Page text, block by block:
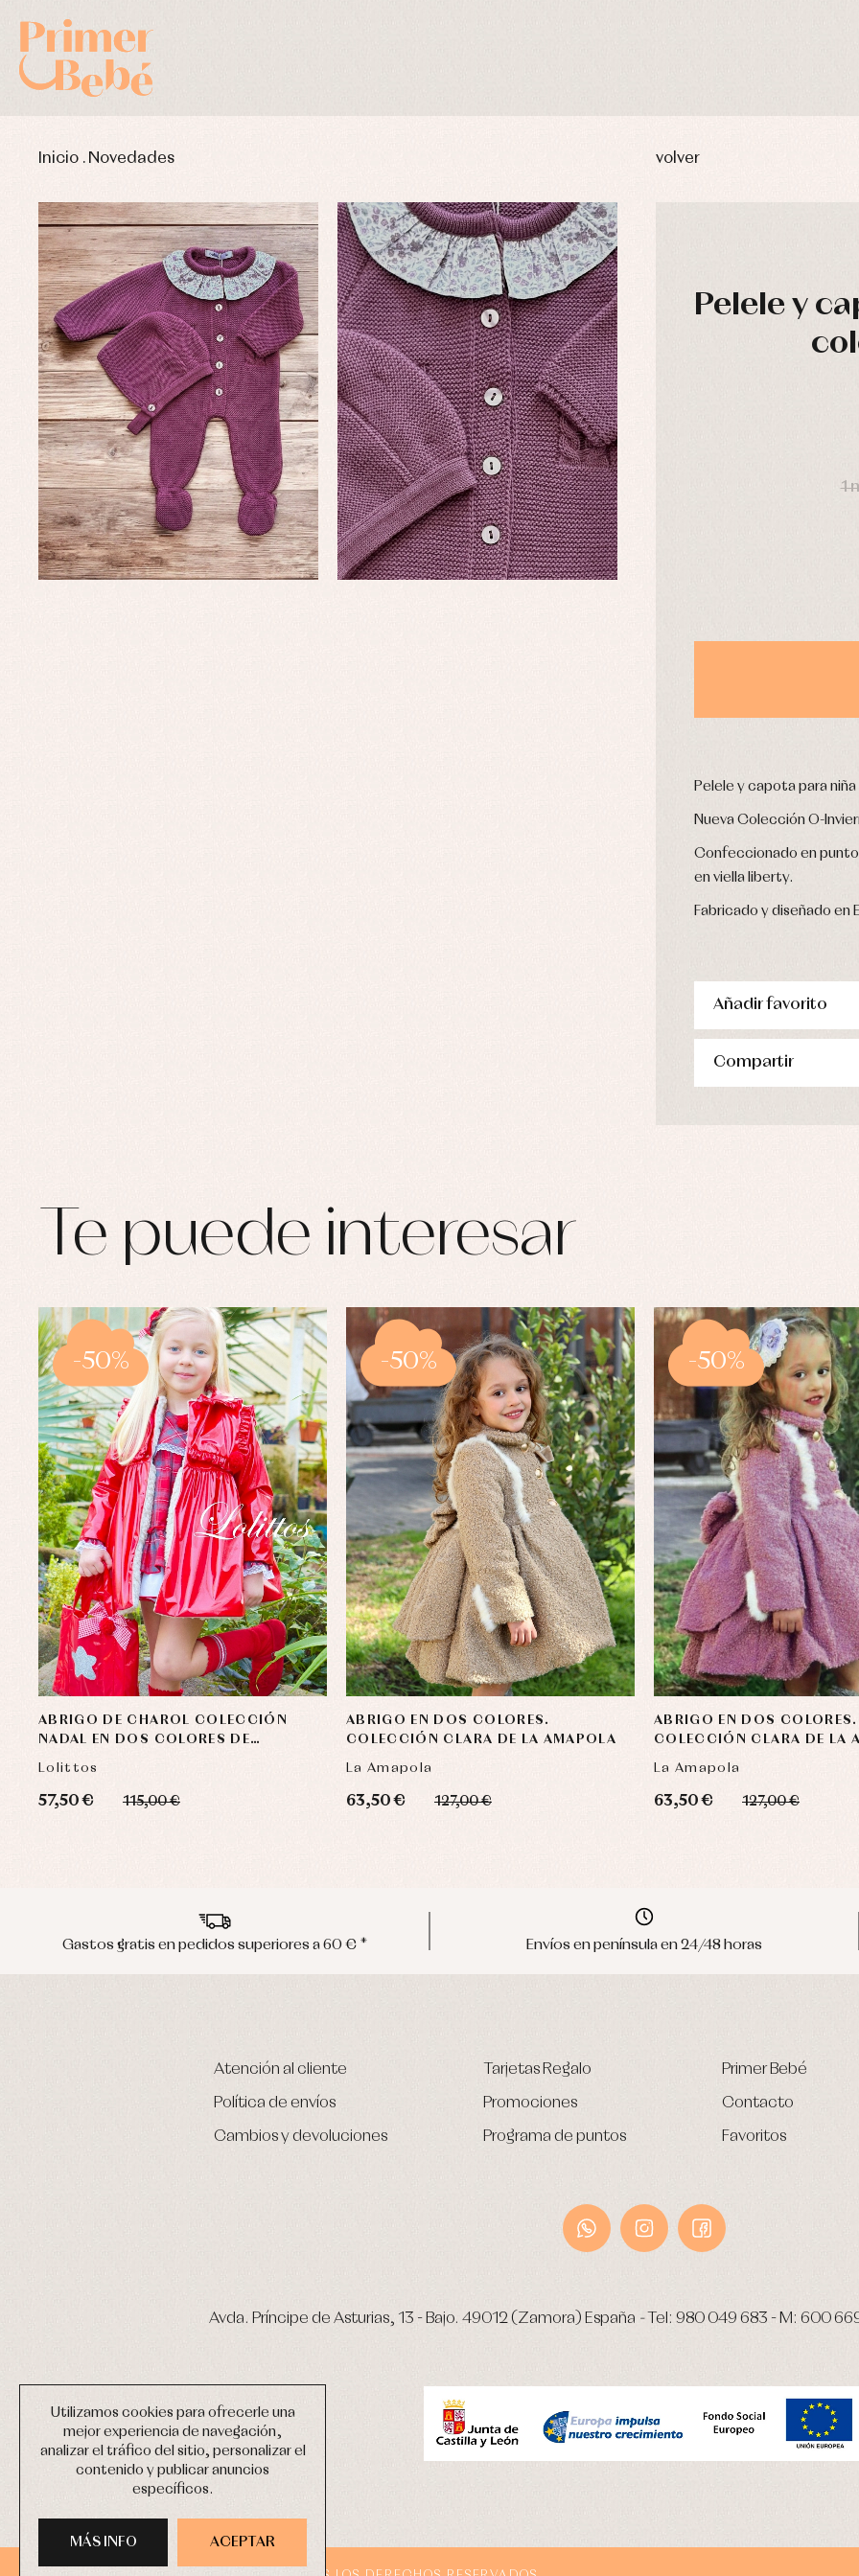
Utilizamos cookies para ofrecerle una
mejor experiencia de navegación,
analizar el tráfico del sitio, personalizar el
contenido y publicar anuncios
específicos.
ACEPTAR
MÁS INFO
Inicio . Novedades volver
Pelele y
1
Pelele y capota para niña
Nueva Colección O-
Confeccionado en
en viella liberty.
Fabricado y diseñado en
Añadir favorito
Compartir
Te puede interesar
ABRIGO DE CHAROL COLECCIÓN
NADAL EN DOS COLORES DE
Lolittos
57,50 € 115,00 €
-50%
ABRIGO EN DOS COLORES.
COLECCIÓN CLARA DE LA AMAPOLA
La Amapola
63,50 € 127,00 €
-50%
ABRIGO EN DOS COLORES.
COLECCIÓN CLARA DE LA
La Amapola
63,50 € 127,00 €
-50%
Gastos gratis en pedidos superiores a 60 € * Envíos en península en 24/48 horas
Atención al cliente
Política de envíos
Cambios y devoluciones
Tarjetas Regalo
Promociones
Programa de puntos
Primer Bebé
Contacto
Favoritos
Avda. Príncipe de Asturias, 13 - Bajo. 49012 (Zamora) España -Tel: 980 049 683 - M: 600
Complementos de bautizo
Conjuntos
Faldones de bautizo
Peleles y ranitas
Baberos
Blusas, camisas y jerseys
Blusas y camisas
Chaquetas y abrigos
Complementos
Conjuntos
Peleles y ranitas
Ropa interior
Vestidos
Arras y fiesta
Camisas
Chaquetas y jerseys
Conjuntos
Pantalones
Peleles y ranitas
Ropa de abrigo
Ropa de baño
Ropa interior